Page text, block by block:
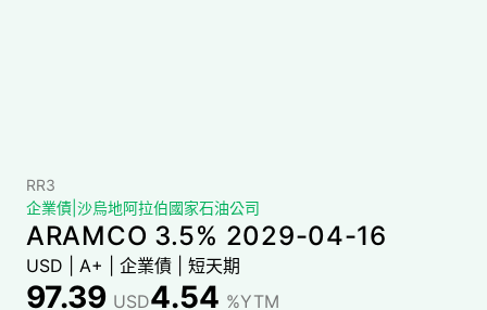
RR3
企業債 沙烏地阿拉伯國家石油公司
ARAMCO 3.5% 2029-04-16
USD A+ 企業債 短天期
97.39 USD4.54 %YTM